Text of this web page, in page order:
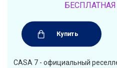
Купить
CASA 7 - официальный